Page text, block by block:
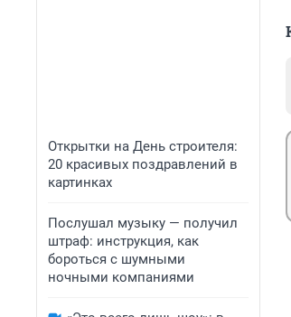
Открытки на День строителя:
20 красивых поздравлений в
картинках
Послушал музыку — получил
штраф: инструкция, как
бороться с шумными
ночными компаниями